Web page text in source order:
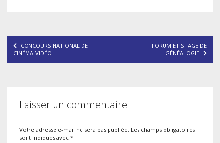
Navigation
de
l’article
CONCOURS NATIONAL DE
CINÉMA-VIDÉO
FORUM ET STAGE DE
GÉNÉALOGIE
Laisser un commentaire
Votre adresse e-mail ne sera pas publiée. Les champs obligatoires
sont indiqués avec *